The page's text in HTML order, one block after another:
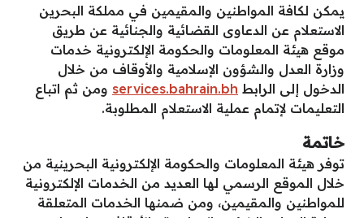
يمكن لكافة المواطنين والمقيمين في مملكة البحرين
الاستعلام عن الدعاوى القضائية والجنائية عن طريق
موقع هيئة المعلومات والحكومة الإلكترونية خدمات
وزارة العدل والشؤون الإسلامية والأوقاف من خلال
الدخول إلى الرابط services.bahrain.bh ومن ثم اتباع
التعليمات لإتمام عملية الاستعلام المطلوبة.
خاتمة
توفر هيئة المعلومات والحكومة الإلكترونية البحرينية من
خلال الموقع الرسمي لها العديد من الخدمات الإلكترونية
للمواطنين والمقيمين، ومن ضمنها الخدمات المتعلقة